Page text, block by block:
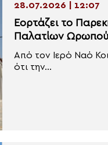
28.07.2026 | 12:07
Εορτάζει το
Παλατίων Ωρωπού
Από τον Ιερό Ναό
ότι την...